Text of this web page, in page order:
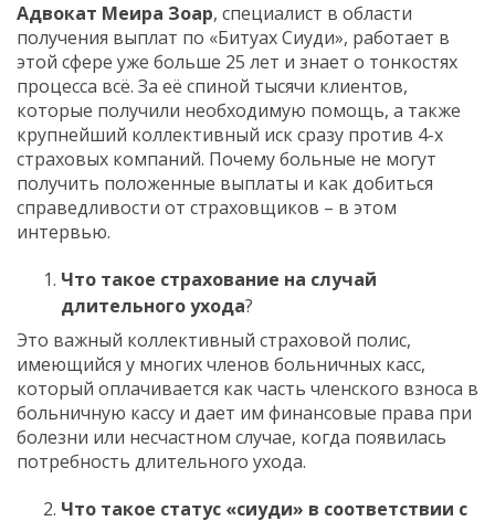
Адвокат Меира Зоар, специалист в области
получения выплат по «Битуах Сиуди», работает в
этой сфере уже больше 25 лет и знает о тонкостях
процесса всё. За её спиной тысячи клиентов,
которые получили необходимую помощь, а также
крупнейший коллективный иск сразу против 4-х
страховых компаний. Почему больные не могут
получить положенные выплаты и как добиться
справедливости от страховщиков – в этом
интервью.
Что такое страхование на случай
длительного ухода?
Это важный коллективный страховой полис,
имеющийся у многих членов больничных касс,
который оплачивается как часть членского взноса в
больничную кассу и дает им финансовые права при
болезни или несчастном случае, когда появилась
потребность длительного ухода.
Что такое статус «сиуди» в соответствии с